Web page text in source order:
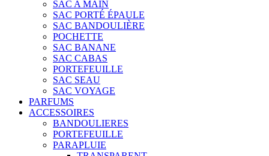
SAC A MAIN
SAC PORTÉ ÉPAULE
SAC BANDOULIÈRE
POCHETTE
SAC BANANE
SAC CABAS
PORTEFEUILLE
SAC SEAU
SAC VOYAGE
PARFUMS
ACCESSOIRES
BANDOULIERES
PORTEFEUILLE
PARAPLUIE